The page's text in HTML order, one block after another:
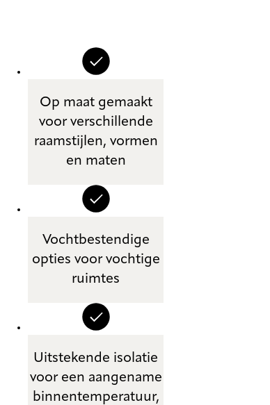
Op maat gemaakt
voor verschillende
raamstijlen, vormen
en maten
Vochtbestendige
opties voor vochtige
ruimtes
Uitstekende isolatie
voor een aangename
binnentemperatuur,